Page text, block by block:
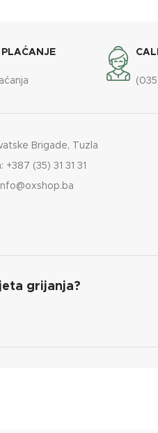
Brigade, Tuzla
+387 (35) 31 31 31
grijanja?